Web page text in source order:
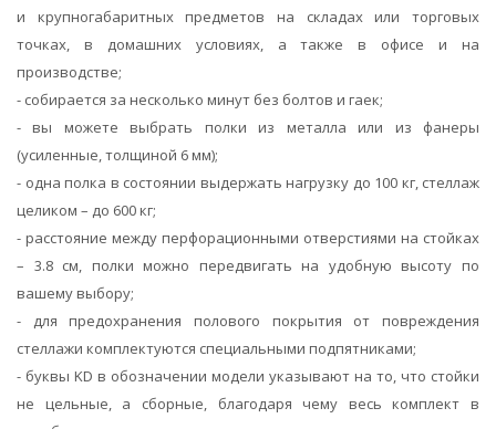
и крупногабаритных предметов на складах или торговых
точках, в домашних условиях, а также в офисе и на
производстве;
- собирается за несколько минут без болтов и гаек;
- вы можете выбрать полки из металла или из фанеры
(усиленные, толщиной 6 мм);
- одна полка в состоянии выдержать нагрузку до 100 кг, стеллаж
целиком – до 600 кг;
- расстояние между перфорационными отверстиями на стойках
– 3.8 см, полки можно передвигать на удобную высоту по
вашему выбору;
- для предохранения полового покрытия от повреждения
стеллажи комплектуются специальными подпятниками;
- буквы KD в обозначении модели указывают на то, что стойки
не цельные, а сборные, благодаря чему весь комплект в